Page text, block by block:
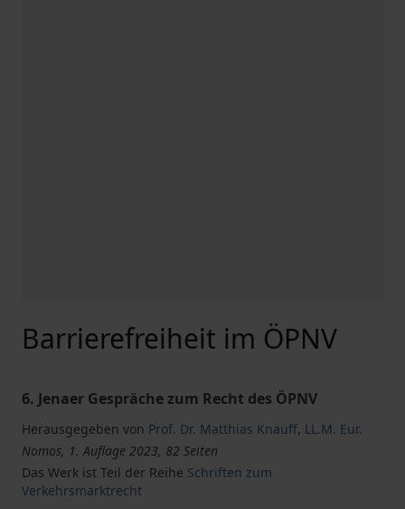
Barrierefreiheit im ÖPNV
6. Jenaer Gespräche zum Recht des ÖPNV
Herausgegeben von Prof. Dr. Matthias Knauff, LL.M. Eur.
Nomos, 1. Auflage 2023, 82 Seiten
Das Werk ist Teil der Reihe Schriften zum
Verkehrsmarktrecht